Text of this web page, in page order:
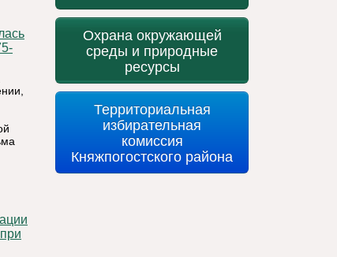
Охрана окружающей
среды и природные
ресурсы
Территориальная
избирательная
комиссия
Княжпогостского района